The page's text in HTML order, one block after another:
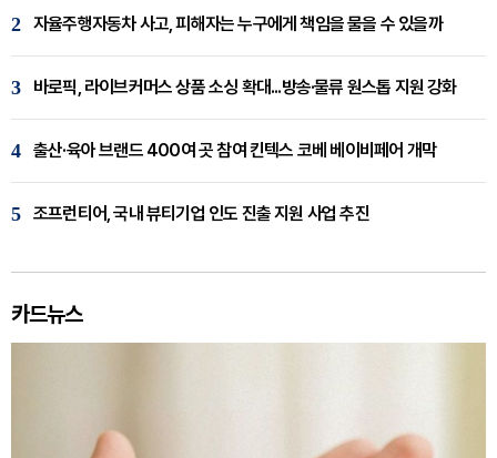
2 자율주행자동차 사고, 피해자는 누구에게 책임을 물을 수 있을까
3 바로픽, 라이브커머스 상품 소싱 확대...방송·물류 원스톱 지원 강화
4 출산·육아 브랜드 400여 곳 참여 킨텍스 코베 베이비페어 개막
5 조프런티어, 국내 뷰티기업 인도 진출 지원 사업 추진
카드뉴스